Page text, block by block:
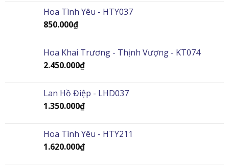
Hoa Tình Yêu - HTY037
850.000₫
Hoa Khai Trương - Thịnh Vượng - KT074
2.450.000₫
Lan Hồ Điệp - LHD037
1.350.000₫
Hoa Tình Yêu - HTY211
1.620.000₫